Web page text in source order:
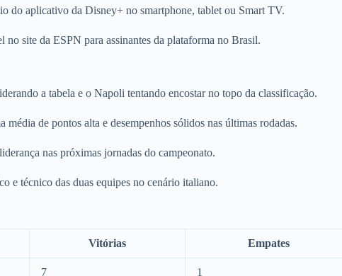
do aplicativo da Disney+ no smartphone, tablet ou Smart TV.
site da ESPN para assinantes da plataforma no Brasil.
a tabela e o Napoli tentando encostar no topo da classificação.
de pontos alta e desempenhos sólidos nas últimas rodadas.
nas próximas jornadas do campeonato.
e técnico das duas equipes no cenário italiano.
Vitórias Empates
7 1